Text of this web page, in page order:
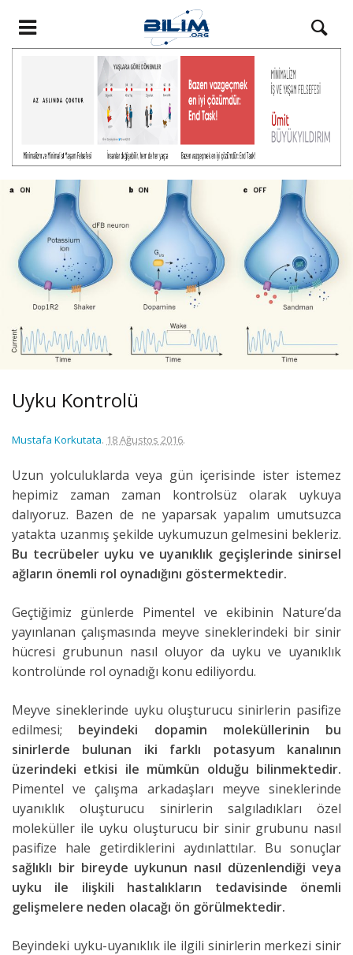
Uyku Kontrolü
Mustafa Korkutata. 18 Ağustos 2016.
Uzun yolculuklarda veya gün içerisinde ister istemez
hepimiz zaman zaman kontrolsüz olarak uykuya
dalıyoruz. Bazen de ne yaparsak yapalım umutsuzca
yatakta uzanmış şekilde uykumuzun gelmesini bekleriz.
Bu tecrübeler uyku ve uyanıklık geçişlerinde sinirsel
ağların önemli rol oynadığını göstermektedir.
Geçtiğimiz günlerde Pimentel ve ekibinin Nature’da
yayınlanan çalışmasında meyve sineklerindeki bir sinir
hücresi grubunun nasıl oluyor da uyku ve uyanıklık
kontrolünde rol oynadığı konu ediliyordu.
Meyve sineklerinde uyku oluşturucu sinirlerin pasifize
edilmesi; beyindeki dopamin moleküllerinin bu
sinirlerde bulunan iki farklı potasyum kanalının
üzerindeki etkisi ile mümkün olduğu bilinmektedir.
Pimentel ve çalışma arkadaşları meyve sineklerinde
uyanıklık oluşturucu sinirlerin salgıladıkları özel
moleküller ile uyku oluşturucu bir sinir grubunu nasıl
pasifize hale getirdiklerini aydınlattılar. Bu sonuçlar
sağlıklı bir bireyde uykunun nasıl düzenlendiği veya
uyku ile ilişkili hastalıkların tedavisinde önemli
gelişmelere neden olacağı ön görülmektedir.
Beyindeki uyku-uyanıklık ile ilgili sinirlerin merkezi sinir